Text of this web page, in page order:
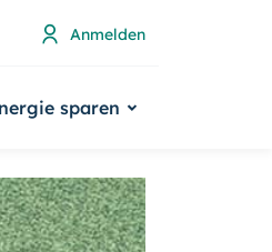
Anmelden
sparen